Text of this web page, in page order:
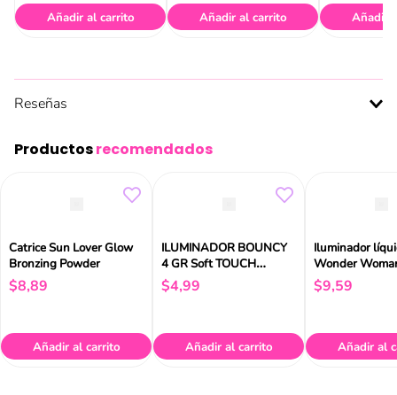
Añadir al carrito Añadir al carrito Añadir
Reseñas
Productosrecomendados
Catrice Sun Lover Glow
Bronzing Powder
$8,89
Añadir al carrito
ILUMINADOR BOUNCY
4 GR Soft TOUCH
ESSENCE
$4,99
Añadir al carrito
Iluminador
Wonder
30 ml
$9,59
Añadir al